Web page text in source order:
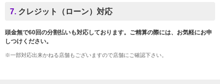
7. クレジット（ローン）対応
頭金無で60回の分割払いも対応しております。ご精算の際には、お気軽にお申
しつけください。
※一部対応出来かねる店舗もございますので店舗にご確認下さい。